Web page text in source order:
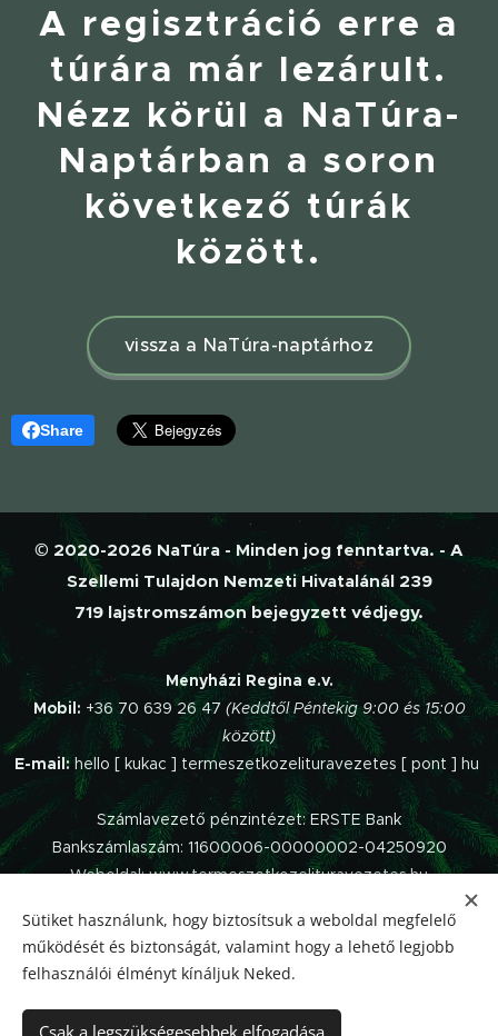
A regisztráció erre a
túrára már lezárult.
Nézz körül a NaTúra-
Naptárban a soron
következő túrák
között.
vissza a NaTúra-naptárhoz
Share
© 2020-2026 NaTúra - Minden jog fenntartva. - A
Szellemi Tulajdon Nemzeti Hivatalánál 239
719 lajstromszámon bejegyzett védjegy.
Menyházi Regina e.v.
Mobil: +36 70 639 26 47 (Keddtől Péntekig 9:00 és 15:00
között)
E-mail:hello [ kukac ] termeszetkozelituravezetes [ pont ] hu
Számlavezető pénzintézet: ERSTE Bank
Bankszámlaszám: 11600006-00000002-04250920
Weboldal: www.termeszetkozelituravezetes.hu
Az oldalt a Webnodeműködteti.
Impresszum
Panaszkezelési szabályzat
Adatvédelmi Tájékoztató
Sütiket használunk, hogy biztosítsuk a weboldal megfelelő
működését és biztonságát, valamint hogy a lehető legjobb
felhasználói élményt kínáljuk Neked.
Csak a legszükségesebbek elfogadása